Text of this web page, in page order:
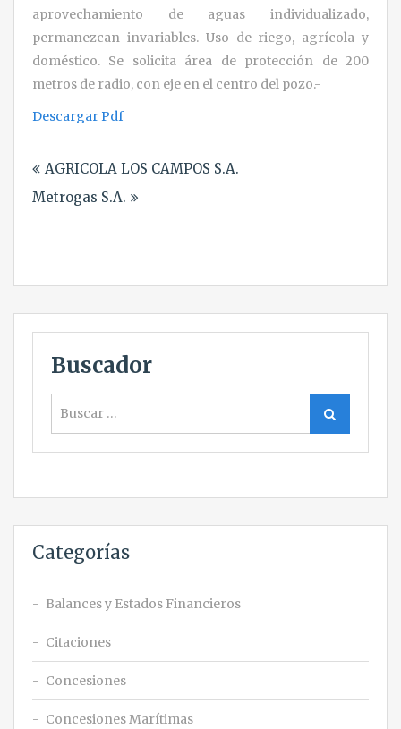
aprovechamiento de aguas individualizado,
permanezcan invariables. Uso de riego, agrícola y
doméstico. Se solicita área de protección de 200
metros de radio, con eje en el centro del pozo.-
Descargar Pdf
de
entradas
AGRICOLA LOS CAMPOS S.A.
Metrogas S.A.
Buscador
Buscar
Categorías
Balances y Estados Financieros
Citaciones
Concesiones
Concesiones Marítimas